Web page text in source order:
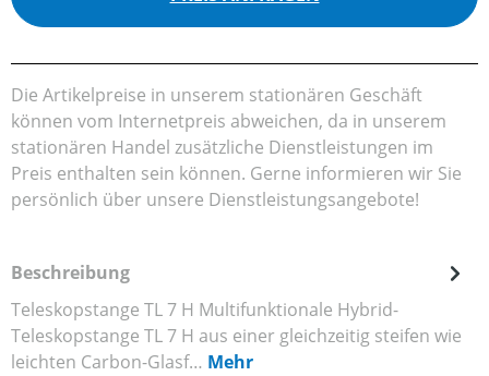
Die Artikelpreise in unserem stationären Geschäft
können vom Internetpreis abweichen, da in unserem
stationären Handel zusätzliche Dienstleistungen im
Preis enthalten sein können. Gerne informieren wir Sie
persönlich über unsere Dienstleistungsangebote!
Beschreibung
Teleskopstange TL 7 H Multifunktionale Hybrid-
Teleskopstange TL 7 H aus einer gleichzeitig steifen wie
leichten Carbon-Glasf… Mehr